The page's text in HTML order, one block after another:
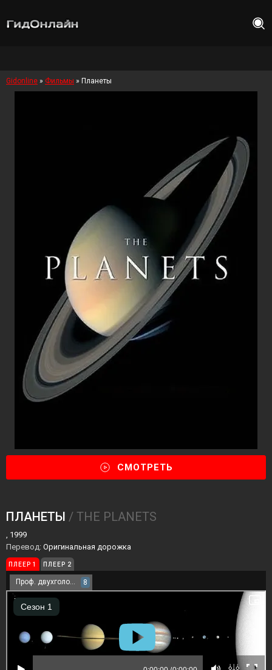
Gidonline » Фильмы » Планеты
СМОТРЕТЬ
ПЛАНЕТЫ / THE PLANETS
, 1999
Перевод: Оригинальная дорожка
ПЛЕЕР 1 ПЛЕЕР 2
Проф. двухголосый 8